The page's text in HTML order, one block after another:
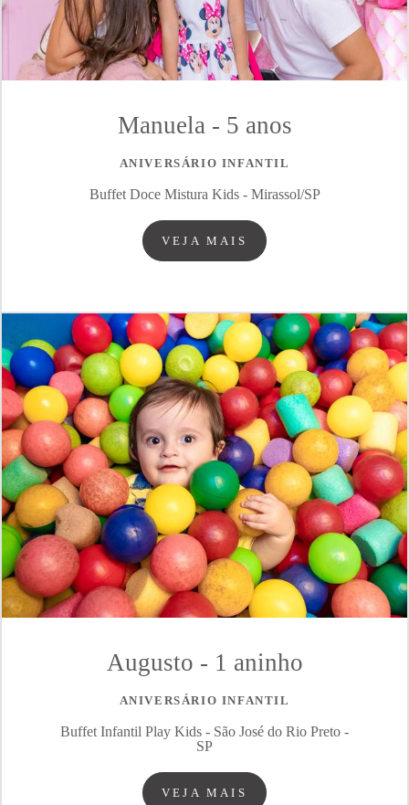
Manuela - 5 anos
ANIVERSÁRIO INFANTIL
Buffet Doce Mistura Kids - Mirassol/SP
VEJA MAIS
Augusto - 1 aninho
ANIVERSÁRIO INFANTIL
Buffet Infantil Play Kids - São José do Rio Preto -
SP
VEJA MAIS